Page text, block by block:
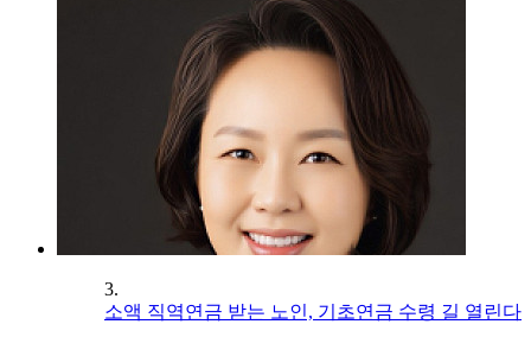
3.
소액 직역연금 받는 노인, 기초연금 수령 길 열린다